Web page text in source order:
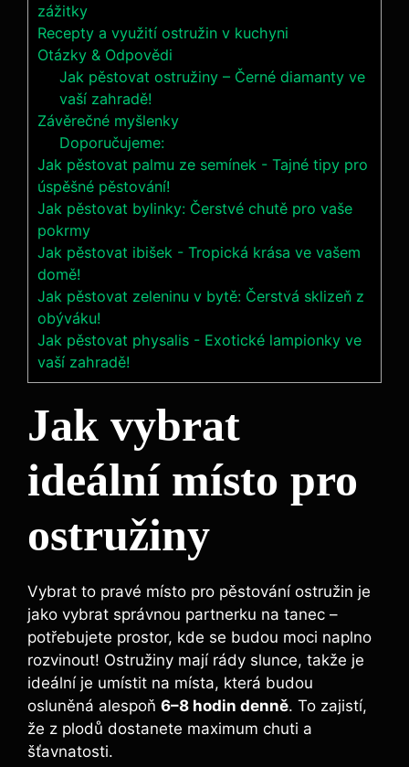
zážitky
Recepty a využití ostružin v kuchyni
Otázky & Odpovědi
Jak pěstovat ostružiny – Černé diamanty ve
vaší zahradě!
Závěrečné myšlenky
Doporučujeme:
Jak pěstovat palmu ze semínek - Tajné tipy pro
úspěšné pěstování!
Jak pěstovat bylinky: Čerstvé chutě pro vaše
pokrmy
Jak pěstovat ibišek - Tropická krása ve vašem
domě!
Jak pěstovat zeleninu v bytě: Čerstvá sklizeň z
obýváku!
Jak pěstovat physalis - Exotické lampionky ve
vaší zahradě!
Jak vybrat
ideální místo pro
ostružiny
Vybrat to pravé místo pro pěstování ostružin je
jako vybrat správnou partnerku na tanec –
potřebujete prostor, kde se budou moci naplno
rozvinout! Ostružiny mají rády slunce, takže je
ideální je umístit na místa, která budou
osluněná alespoň 6–8 hodin denně. To zajistí,
že z plodů dostanete maximum chuti a
šťavnatosti.